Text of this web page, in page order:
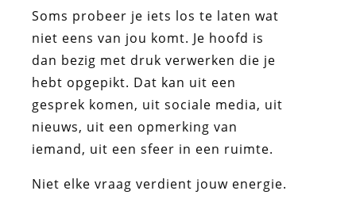
Soms probeer je iets los te laten wat
niet eens van jou komt. Je hoofd is
dan bezig met druk verwerken die je
hebt opgepikt. Dat kan uit een
gesprek komen, uit sociale media, uit
nieuws, uit een opmerking van
iemand, uit een sfeer in een ruimte.
Niet elke vraag verdient jouw energie.